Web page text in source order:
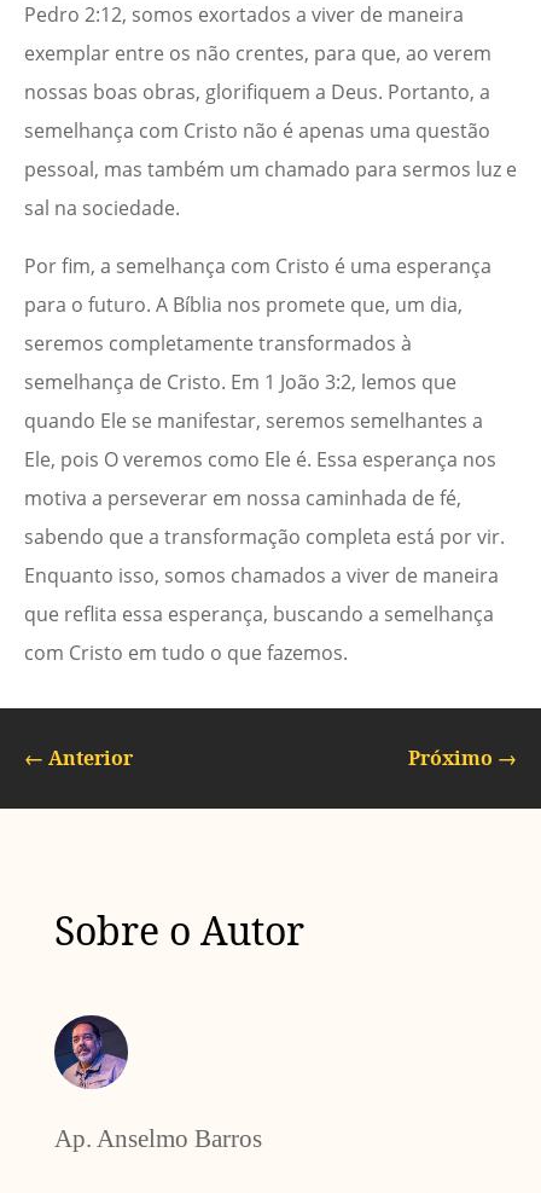
Pedro 2:12, somos exortados a viver de maneira
exemplar entre os não crentes, para que, ao verem
nossas boas obras, glorifiquem a Deus. Portanto, a
semelhança com Cristo não é apenas uma questão
pessoal, mas também um chamado para sermos luz e
sal na sociedade.
Por fim, a semelhança com Cristo é uma esperança
para o futuro. A Bíblia nos promete que, um dia,
seremos completamente transformados à
semelhança de Cristo. Em 1 João 3:2, lemos que
quando Ele se manifestar, seremos semelhantes a
Ele, pois O veremos como Ele é. Essa esperança nos
motiva a perseverar em nossa caminhada de fé,
sabendo que a transformação completa está por vir.
Enquanto isso, somos chamados a viver de maneira
que reflita essa esperança, buscando a semelhança
com Cristo em tudo o que fazemos.
← Anterior Próximo →
Sobre o Autor
Ap. Anselmo Barros